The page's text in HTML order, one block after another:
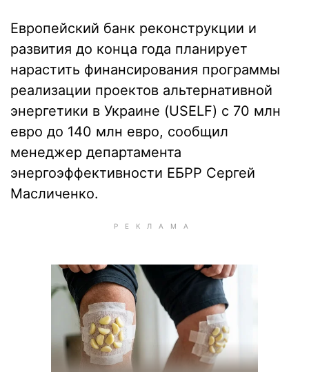
Европейский банк реконструкции и
развития до конца года планирует
нарастить финансирования программы
реализации проектов альтернативной
энергетики в Украине (USELF) с 70 млн
евро до 140 млн евро, сообщил
менеджер департамента
энергоэффективности ЕБРР Сергей
Масличенко.